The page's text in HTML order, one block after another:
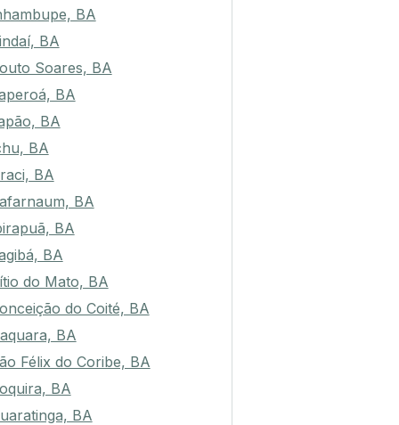
BA
BA
Soares, BA
BA
BA
BA
BA
BA
BA
BA
do Mato, BA
do Coité, BA
BA
Félix do Coribe, BA
BA
BA